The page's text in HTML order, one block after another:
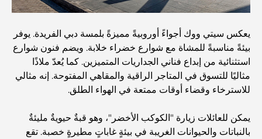
كيفية الحصول على قرض عقاري في دبي: الدليل الشامل
مخطط تلال الغاف الرئيسي: معيار جديد للحياة المتكاملة في
دبي
منازل متوافقة مع مبادئ فاستو: دليل عملي لتحقيق التوازن
والانسجام
يعكس سيتي ووك أجواءً أوروبيةً مميزةً بلمسة دبي الفريدة. يوفر
بيئةً مناسبةً للمشاة مع شوارع خضراء خلابة. ويضم فنون شوارع
استثنائية من إبداع فناني الجداريات المتميزين. كما يُعدّ ملاذًا
مثاليًا للتسوق في المتاجر الراقية والمقاهي المفتوحة. إنه مثالي
للاسترخاء وقضاء أوقات ممتعة في الهواء الطلق.
يمكن للعائلات زيارة "الكوكب الأخضر"، وهو قبةٌ حيويةٌ مليئةٌ
بالنباتات والحيوانات الغريبة في بيئةٍ غاباتٍ مطيرةٍ خصبة. تقع